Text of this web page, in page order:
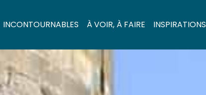
INCONTOURNABLES À VOIR, À FAIRE INSPIRATIONS